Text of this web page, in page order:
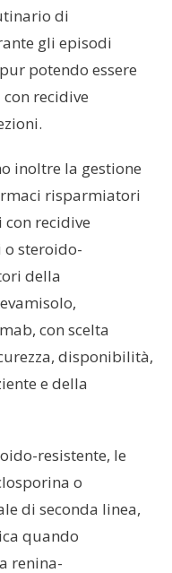
di
gli episodi
potendo essere
recidive
inoltre la gestione
risparmiatori
recidive
steroido-
della
con scelta
disponibilità,
e della
resistente, le
o
di seconda linea,
quando
renina-